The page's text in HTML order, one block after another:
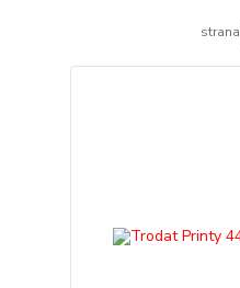
strana